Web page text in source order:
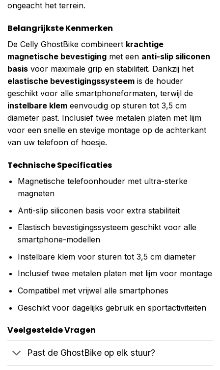
ongeacht het terrein.
Belangrijkste Kenmerken
De Celly GhostBike combineert krachtige
magnetische bevestiging met een anti-slip siliconen
basis voor maximale grip en stabiliteit. Dankzij het
elastische bevestigingssysteem is de houder
geschikt voor alle smartphoneformaten, terwijl de
instelbare klem eenvoudig op sturen tot 3,5 cm
diameter past. Inclusief twee metalen platen met lijm
voor een snelle en stevige montage op de achterkant
van uw telefoon of hoesje.
Technische Specificaties
Magnetische telefoonhouder met ultra-sterke
magneten
Anti-slip siliconen basis voor extra stabiliteit
Elastisch bevestigingssysteem geschikt voor alle
smartphone-modellen
Instelbare klem voor sturen tot 3,5 cm diameter
Inclusief twee metalen platen met lijm voor montage
Compatibel met vrijwel alle smartphones
Geschikt voor dagelijks gebruik en sportactiviteiten
Veelgestelde Vragen
Past de GhostBike op elk stuur?